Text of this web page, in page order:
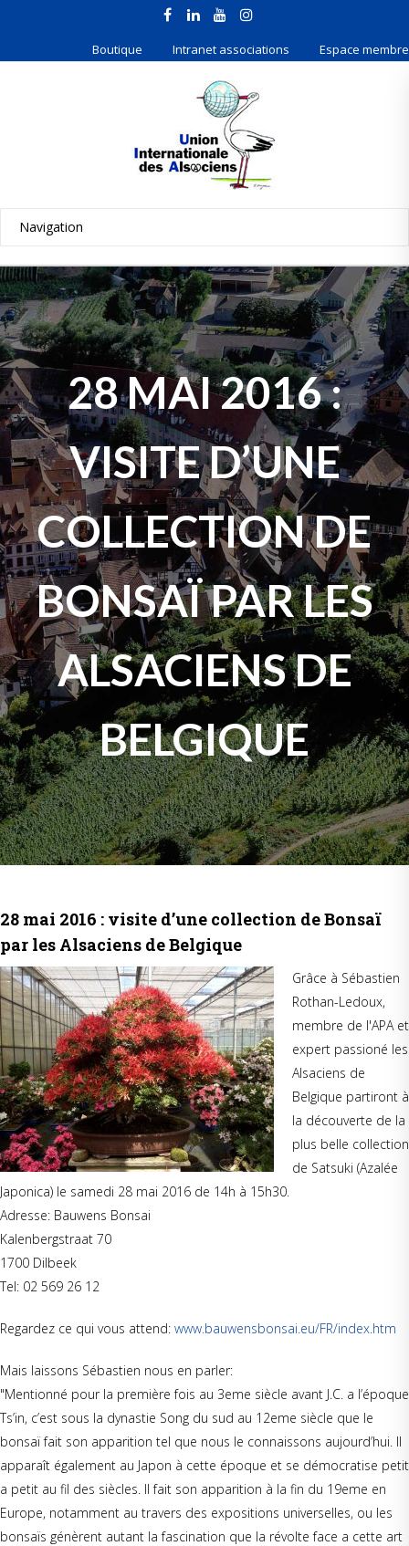
Boutique Intranet associations Espace membre
28 MAI 2016 :
VISITE D’UNE
COLLECTION DE
BONSAÏ PAR LES
ALSACIENS DE
BELGIQUE
28 mai 2016 : visite d’une collection de Bonsaï
par les Alsaciens de Belgique
Grâce à Sébastien
Rothan-Ledoux,
membre de l'APA et
expert passioné les
Alsaciens de
Belgique partiront à
la découverte de la
plus belle collection
de Satsuki (Azalée
Japonica) le samedi 28 mai 2016 de 14h à 15h30.
Adresse: Bauwens Bonsai
Kalenbergstraat 70
1700 Dilbeek
Tel: 02 569 26 12
Regardez ce qui vous attend: www.bauwensbonsai.eu/FR/index.htm
Mais laissons Sébastien nous en parler:
"Mentionné pour la première fois au 3eme siècle avant J.C. a l’époque
Ts’in, c’est sous la dynastie Song du sud au 12eme siècle que le
bonsaï fait son apparition tel que nous le connaissons aujourd’hui. Il
apparaît également au Japon à cette époque et se démocratise petit
a petit au fil des siècles. Il fait son apparition à la fin du 19eme en
Europe, notamment au travers des expositions universelles, ou les
bonsaïs génèrent autant la fascination que la révolte face a cette art